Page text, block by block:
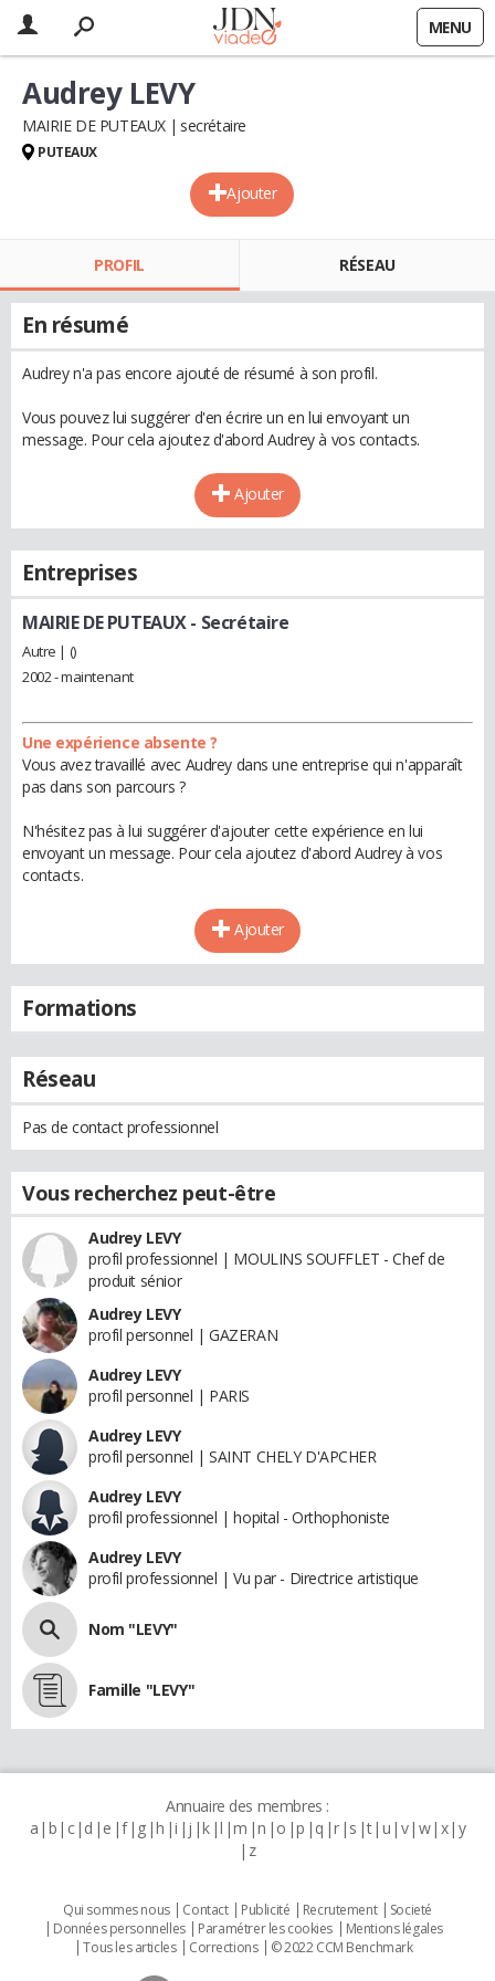
MENU
Ajouter
Audrey LEVY
MAIRIE DE PUTEAUX secrétaire
PUTEAUX
PROFIL RÉSEAU
En résumé
Audrey n'a pas encore ajouté de résumé à son profil.
Vous pouvez lui suggérer d'en écrire un en lui envoyant un
message. Pour cela ajoutez d'abord Audrey à vos contacts.
Ajouter
Entreprises
MAIRIE DE PUTEAUX- Secrétaire
Autre | ()
2002 - maintenant
Une expérience absente ?
Vous avez travaillé avec Audrey dans une entreprise qui n'apparaît
pas dans son parcours ?
N'hésitez pas à lui suggérer d'ajouter cette expérience en lui
envoyant un message. Pour cela ajoutez d'abord Audrey à vos
contacts.
Ajouter
Formations
Réseau
Pas de contact professionnel
Vous recherchez peut-être
Audrey LEVY
profil professionnel | MOULINS SOUFFLET - Chef de
produit sénior
Audrey LEVY
profil personnel | GAZERAN
Audrey LEVY
profil personnel | PARIS
Audrey LEVY
profil personnel | SAINT CHELY D'APCHER
Audrey LEVY
profil professionnel | hopital - Orthophoniste
Audrey LEVY
profil professionnel | Vu par - Directrice artistique
Nom "LEVY"
Famille "LEVY"
Annuaire des membres :
a b c d e f g h i j k l m n o p q r s t u v w x y
z
Qui sommes nous Contact Publicité Recrutement
Societé
Données personnelles
Paramétrer les cookies
Mentions légales
Tous les articles
Corrections © 2022 CCM Benchmark